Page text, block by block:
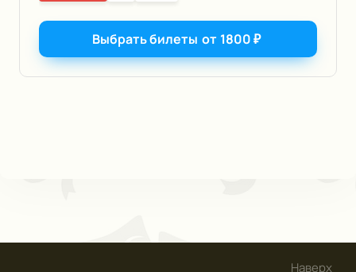
Выбрать билеты от 1800₽
Наверх